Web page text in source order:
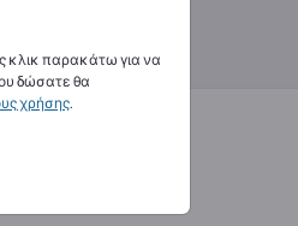
κλικ παρακάτω για να
δώσατε θα
χρήσης.